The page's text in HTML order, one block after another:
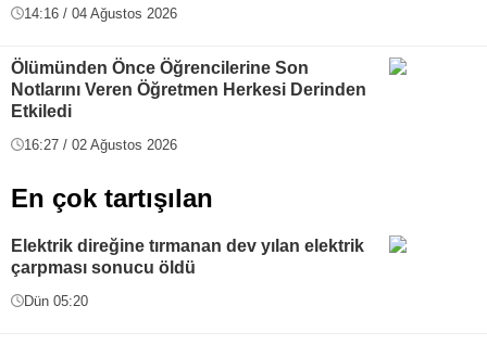
14:16 / 04 Ağustos 2026
Ölümünden Önce Öğrencilerine Son
Notlarını Veren Öğretmen Herkesi Derinden
Etkiledi
16:27 / 02 Ağustos 2026
En çok tartışılan
Elektrik direğine tırmanan dev yılan elektrik
çarpması sonucu öldü
Dün 05:20